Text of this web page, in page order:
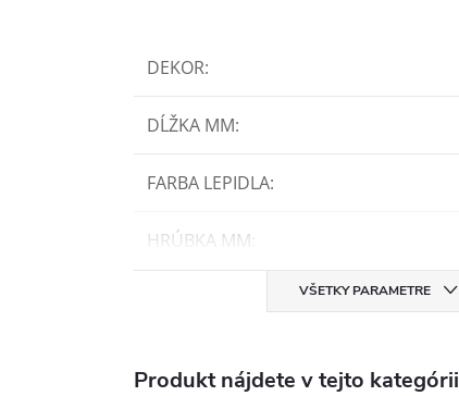
DEKOR:
DĹŽKA MM:
FARBA LEPIDLA:
HRÚBKA MM:
VŠETKY PARAMETRE
Produkt nájdete v tejto kategórii